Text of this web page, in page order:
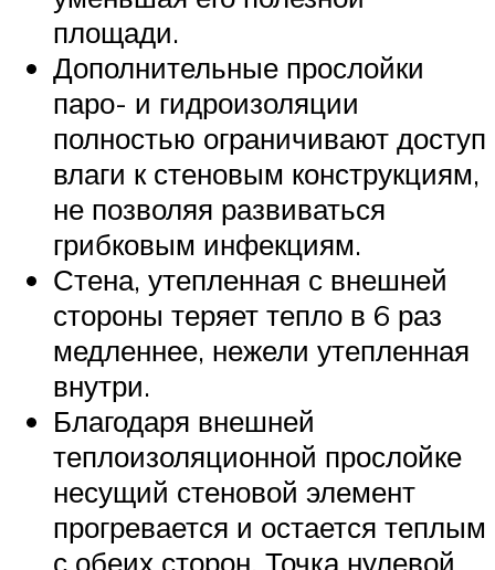
площади.
Дополнительные прослойки
паро- и гидроизоляции
полностью ограничивают доступ
влаги к стеновым конструкциям,
не позволяя развиваться
грибковым инфекциям.
Стена, утепленная с внешней
стороны теряет тепло в 6 раз
медленнее, нежели утепленная
внутри.
Благодаря внешней
теплоизоляционной прослойке
несущий стеновой элемент
прогревается и остается теплым
с обеих сторон. Точка нулевой